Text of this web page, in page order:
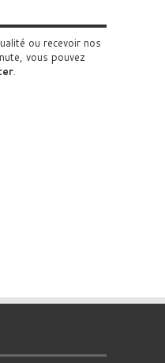
ou recevoir nos
vous pouvez
.